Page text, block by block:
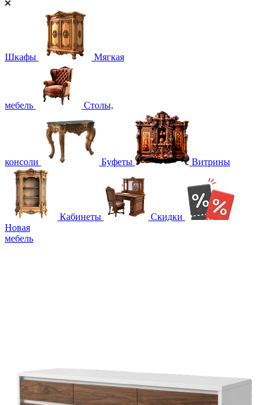
Шкафы Мягкая
мебель Столы,
консоли Буфеты Витрины
Кабинеты
Скидки
Новая
мебель